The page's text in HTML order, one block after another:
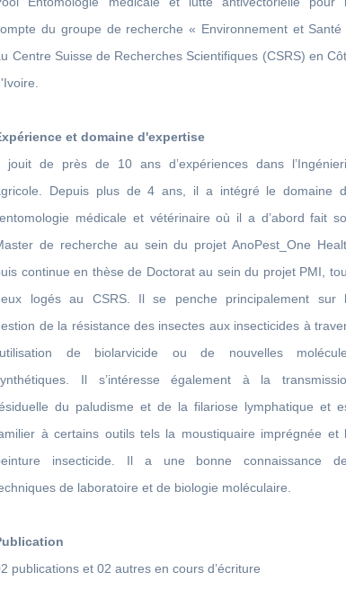
du groupe de recherche « Environnement et Santé
Centre Suisse de Recherches Scientifiques (CSRS) en
et domaine d'expertise
jouit de près de 10 ans d’expériences dans
Depuis plus de 4 ans, il a intégré le domaine
médicale et vétérinaire où il a d’abord fait
de recherche au sein du projet AnoPest_One
continue en thèse de Doctorat au sein du projet PMI,
logés au CSRS. Il se penche principalement sur
de la résistance des insectes aux insecticides à
de biolarvicide ou de nouvelles
Il s’intéresse également à la
du paludisme et de la filariose lymphatique et
à certains outils tels la moustiquaire imprégnée et
insecticide. Il a une bonne connaissance
de laboratoire et de biologie moléculaire.
publications et 02 autres en cours d’écriture